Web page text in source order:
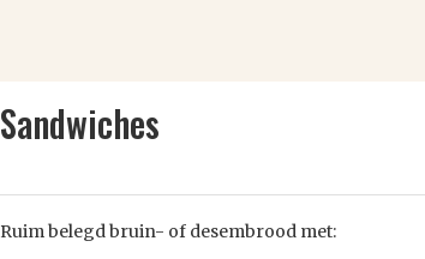
Sandwiches
Ruim belegd bruin- of desembrood met: